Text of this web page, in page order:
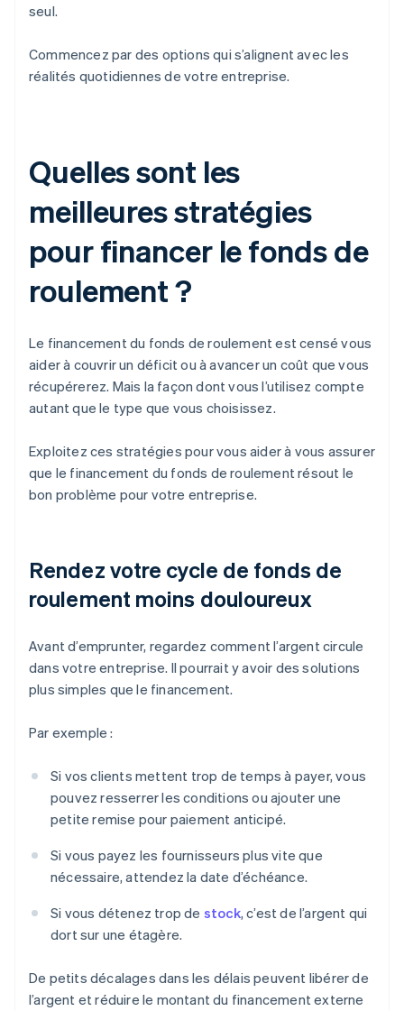
seul.
Commencez par des options qui s’alignent avec les
réalités quotidiennes de votre entreprise.
Quelles sont les
meilleures stratégies
pour financer le fonds de
roulement ?
Le financement du fonds de roulement est censé vous
aider à couvrir un déficit ou à avancer un coût que vous
récupérerez. Mais la façon dont vous l’utilisez compte
autant que le type que vous choisissez.
Exploitez ces stratégies pour vous aider à vous assurer
que le financement du fonds de roulement résout le
bon problème pour votre entreprise.
Rendez votre cycle de fonds de
roulement moins douloureux
Avant d’emprunter, regardez comment l’argent circule
dans votre entreprise. Il pourrait y avoir des solutions
plus simples que le financement.
Par exemple :
Si vos clients mettent trop de temps à payer, vous
pouvez resserrer les conditions ou ajouter une
petite remise pour paiement anticipé.
Si vous payez les fournisseurs plus vite que
nécessaire, attendez la date d’échéance.
Si vous détenez trop de stock, c’est de l’argent qui
dort sur une étagère.
De petits décalages dans les délais peuvent libérer de
l’argent et réduire le montant du financement externe